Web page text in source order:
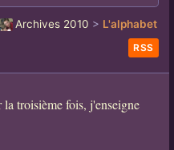
Archives 2010 > L'alphabet
RSS
troisième fois, j'enseigne